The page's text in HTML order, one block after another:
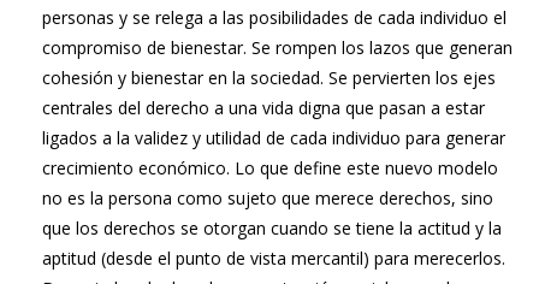
personas y se relega a las posibilidades de cada individuo el
compromiso de bienestar. Se rompen los lazos que generan
cohesión y bienestar en la sociedad. Se pervierten los ejes
centrales del derecho a una vida digna que pasan a estar
ligados a la validez y utilidad de cada individuo para generar
crecimiento económico. Lo que define este nuevo modelo
no es la persona como sujeto que merece derechos, sino
que los derechos se otorgan cuando se tiene la actitud y la
aptitud (desde el punto de vista mercantil) para merecerlos.